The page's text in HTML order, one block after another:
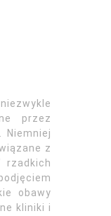
przez
Niemniej
z
rzadkich
obawy
kliniki i